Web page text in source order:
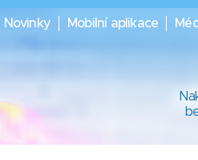
Novinky Mobilní aplikace